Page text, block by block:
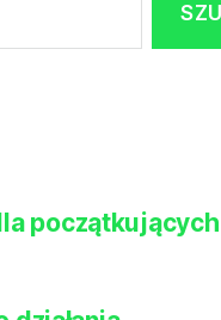
początkujących